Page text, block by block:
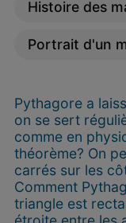
Histoire des
Portrait d'un
Pythagore a
on se sert
comme en
théorème? On
carrés sur les
Comment
triangle est